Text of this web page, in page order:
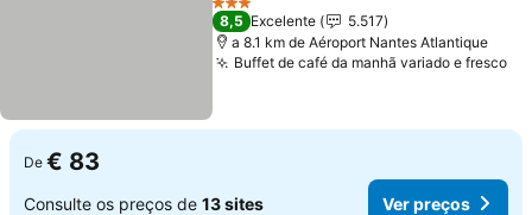
3 Estrelas
8,5 Excelente
5.517
a 8.1 km de Aéroport Nantes Atlantique
Buffet de café da manhã variado e fresco
De € 83
Consulte os preços de 13 sites Ver preços